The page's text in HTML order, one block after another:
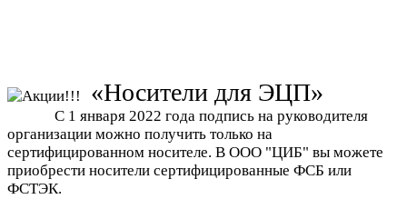
«Носители для ЭЦП»
С 1 января 2022 года подпись на руководителя
организации можно получить только на
сертифицированном носителе. В ООО "ЦИБ" вы можете
приобрести носители сертифицированные ФСБ или
ФСТЭК.